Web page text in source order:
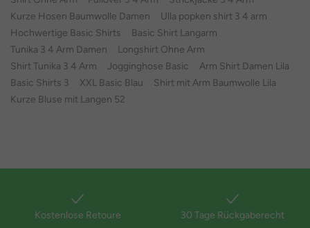
Kurze Hosen Baumwolle Damen
Ulla popken shirt 3 4 arm
Hochwertige Basic Shirts
Basic Shirt Langarm
Tunika 3 4 Arm Damen
Longshirt Ohne Arm
Shirt Tunika 3 4 Arm
Jogginghose Basic
Arm Shirt Damen Lila
Basic Shirts 3
XXL Basic Blau
Shirt mit Arm Baumwolle Lila
Kurze Bluse mit Langen 52
Kostenlose Retoure 30 Tage Rückgaberecht